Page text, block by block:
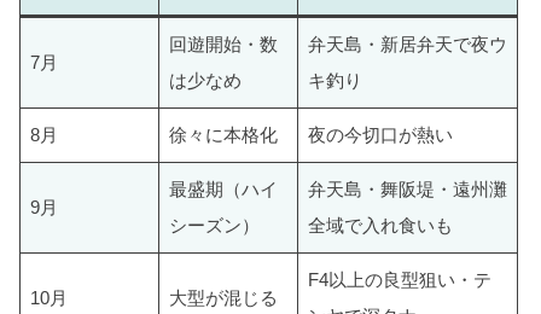
7月
回遊開始・数
は少なめ
弁天島・新居弁天で夜ウ
キ釣り
8月 徐々に本格化 夜の今切口が熱い
9月
最盛期（ハイ
シーズン）
弁天島・舞阪堤・遠州灘
全域で入れ食いも
10月 大型が混じる
F4以上の良型狙い・テ